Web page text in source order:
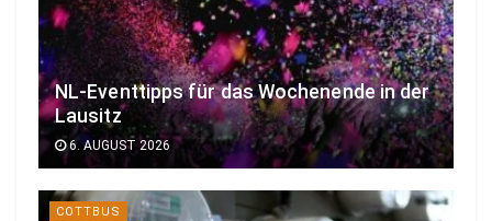
NL-Eventtipps für das Wochenende in der
Lausitz
6. AUGUST 2026
COTTBUS